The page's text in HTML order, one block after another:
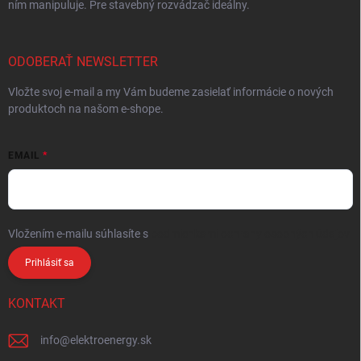
ním manipuluje. Pre stavebný rozvádzač ideálny.
ODOBERAŤ NEWSLETTER
Vložte svoj e-mail a my Vám budeme zasielať informácie o nových
produktoch na našom e-shope.
EMAIL
Vložením e-mailu súhlasíte s
Prihlásiť sa
KONTAKT
info@elektroenergy.sk